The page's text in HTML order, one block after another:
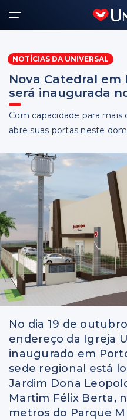
NOTÍCIAS DA UNIVERSAL
Nova Catedral em
será inaugurada
Com capacidade para
abre suas portas neste
No dia 19 de
endereço da Igreja
inaugurado em
sede regional está
Jardim Dona
Martim Félix Berta,
metros do Parque